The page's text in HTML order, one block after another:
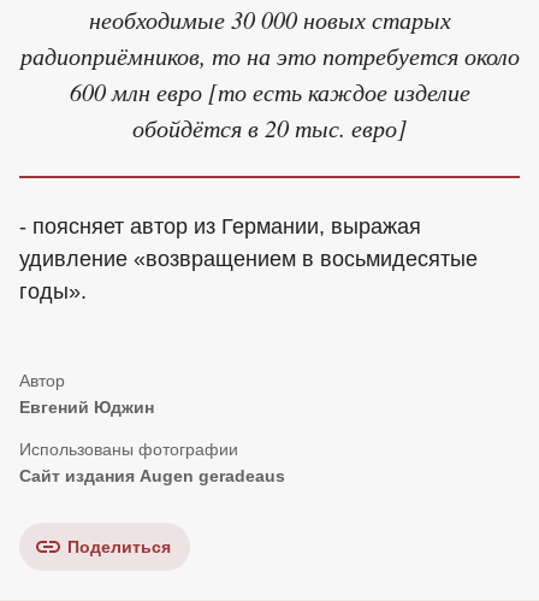
необходимые 30 000 новых старых
радиоприёмников, то на это потребуется около
600 млн евро [то есть каждое изделие
обойдётся в 20 тыс. евро]
- поясняет автор из Германии, выражая
удивление «возвращением в восьмидесятые
годы».
Евгений Юджин
Сайт издания Augen geradeaus
Поделиться